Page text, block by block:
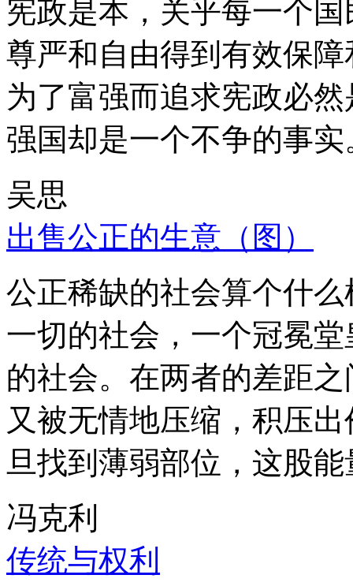
宪政是本，关乎每一个
尊严和自由得到有效保
为了富强而追求宪政必
强国却是一个不争的事实
吴思
出售公正的生意（图）
公正稀缺的社会算个什
一切的社会，一个冠冕
的社会。在两者的差距
又被无情地压缩，积压
旦找到薄弱部位，这股
冯克利
传统与权利